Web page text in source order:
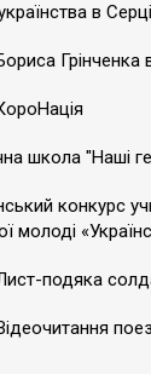
в
Грінченка
школа "Наші
конкурс
молоді
подяка